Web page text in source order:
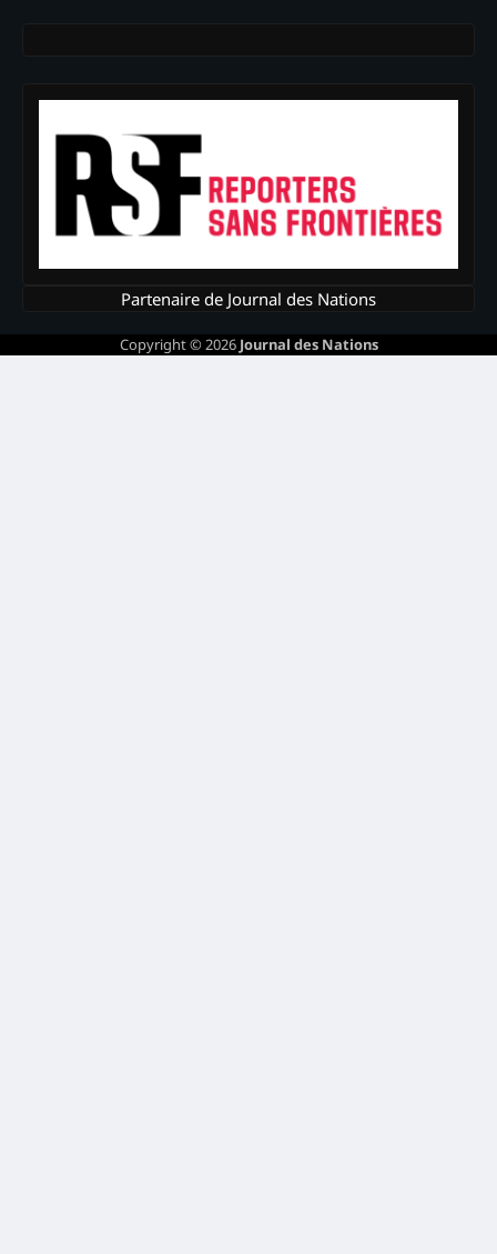
Partenaire de Journal des Nations
Copyright © 2026 Journal des Nations